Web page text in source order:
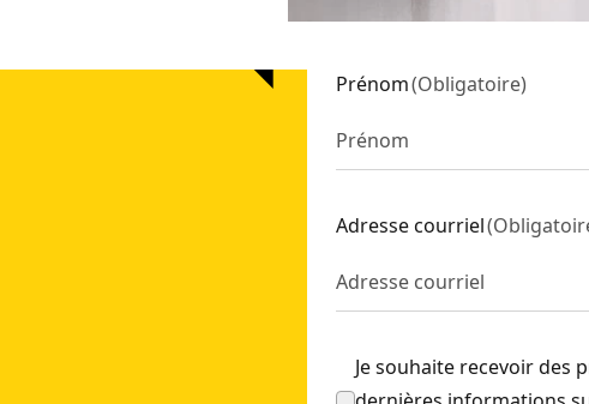
(outil seulement)- SKU:SFMCN618B-XJPrénom(Obligatoire)
Adresse courriel(
Je souhaite recevoir des